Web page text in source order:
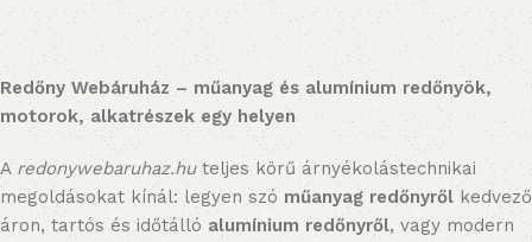
Redőny Webáruház – műanyag és alumínium redőnyök,
motorok, alkatrészek egy helyen
A redonywebaruhaz.huteljes körű árnyékolástechnikai
megoldásokat kínál: legyen szó műanyag redőnyről kedvező
áron, tartós és időtálló alumínium redőnyről, vagy modern